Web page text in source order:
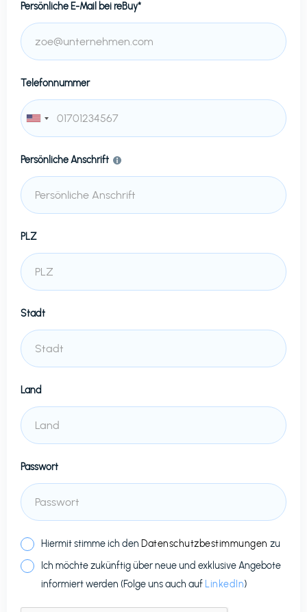
Persönliche E-Mail beireBuy*
Telefonnummer
Persönliche Anschrift
PLZ
Stadt
Land
Passwort
Hiermit stimme ich den Datenschutzbestimmungen zu
Ich möchte zukünftig über neue und exklusive Angebote
informiert werden (Folge uns auch auf LinkedIn)